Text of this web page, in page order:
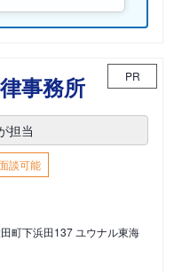
事務所 PR
担当
談可能
町下浜田137 ユウナル東海